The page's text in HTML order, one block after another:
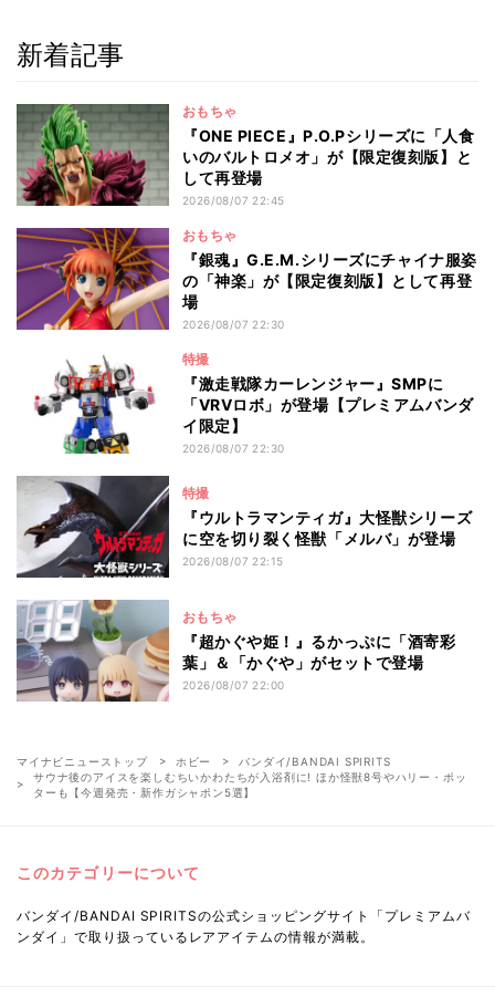
新着記事
おもちゃ
『ONE PIECE』P.O.Pシリーズに「人食
いのバルトロメオ」が【限定復刻版】と
して再登場
2026/08/07 22:45
おもちゃ
『銀魂』G.E.M.シリーズにチャイナ服姿
の「神楽」が【限定復刻版】として再登
場
2026/08/07 22:30
特撮
『激走戦隊カーレンジャー』SMPに
「VRVロボ」が登場【プレミアムバンダ
イ限定】
2026/08/07 22:30
特撮
『ウルトラマンティガ』大怪獣シリーズ
に空を切り裂く怪獣「メルバ」が登場
2026/08/07 22:15
おもちゃ
『超かぐや姫！』るかっぷに「酒寄彩
葉」＆「かぐや」がセットで登場
2026/08/07 22:00
マイナビニューストップ ホビー
バンダイ/BANDAI SPIRITS
サウナ後のアイスを楽しむちいかわたちが入浴剤に! ほか怪獣8号やハリー・ポッ
ターも【今週発売・新作ガシャポン5選】
このカテゴリーについて
バンダイ/BANDAI SPIRITSの公式ショッピングサイト「プレミアムバ
ンダイ」で取り扱っているレアアイテムの情報が満載。